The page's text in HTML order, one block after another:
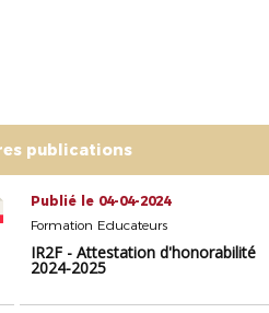
publications
Publié le 04-04-2024
Formation Educateurs
IR2F - Attestation d'honorabilité
2024-2025